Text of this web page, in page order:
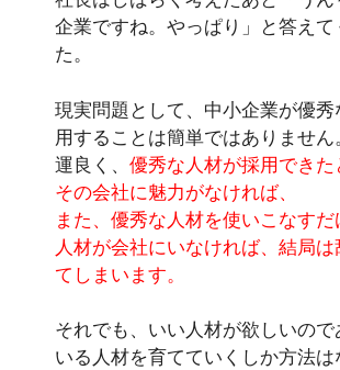
企業ですね。やっぱり」と答えて
た。
現実問題として、中小企業が優
用することは簡単ではありません
運良く、 優秀な人材が採用できた
その会社に魅力がなければ、
また、優秀な人材を使いこなす
人材が会社にいなければ、結局は
てしまいます。
それでも、いい人材が欲しいので
いる人材を育てていくしか方法は